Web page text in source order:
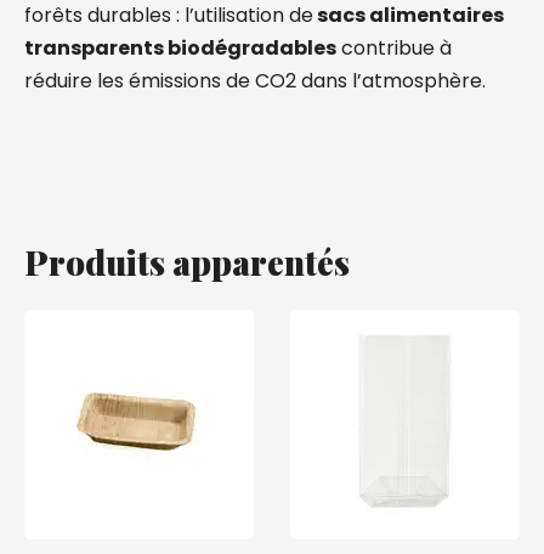
forêts durables : l’utilisation desacs alimentaires
transparents biodégradablescontribue à
réduire les émissions de CO2 dans l’atmosphère.
Produits apparentés